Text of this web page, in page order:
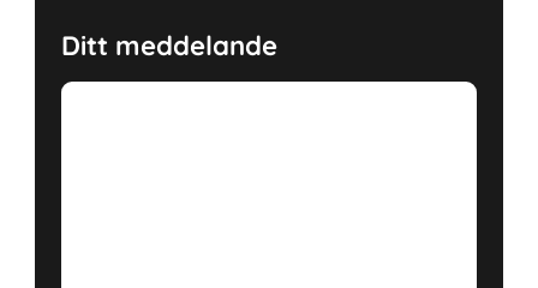
Ditt meddelande